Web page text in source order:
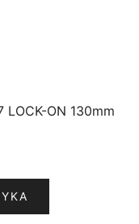
LOCK-ON 130mm